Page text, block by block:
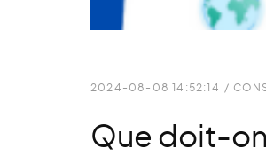
2024-08-08 14:52:14 /
Que doit-